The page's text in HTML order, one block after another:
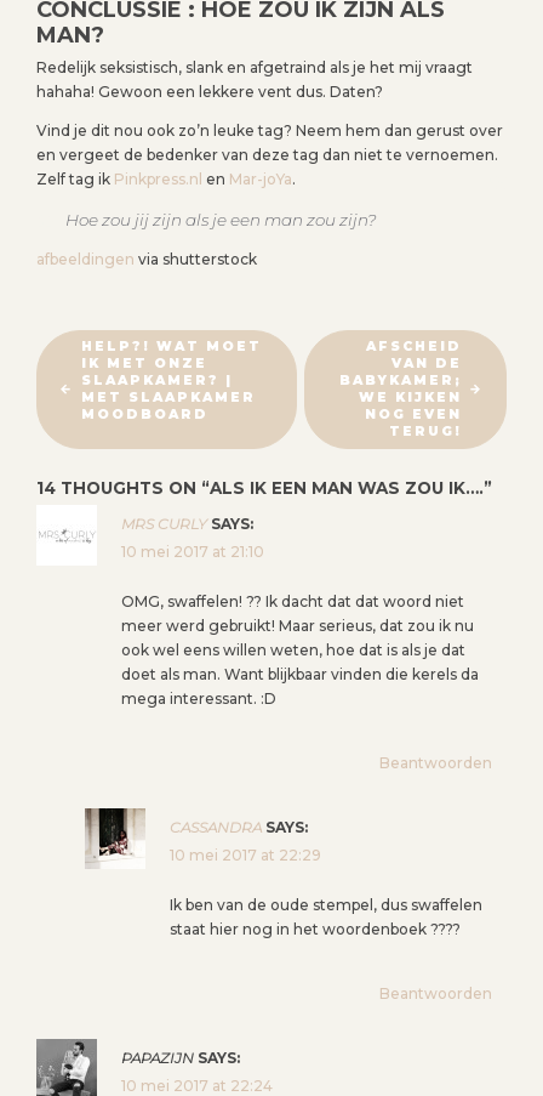
CONCLUSSIE : HOE ZOU IK ZIJN ALS
MAN?
Redelijk seksistisch, slank en afgetraind als je het mij vraagt
hahaha! Gewoon een lekkere vent dus. Daten?
Vind je dit nou ook zo’n leuke tag? Neem hem dan gerust over
en vergeet de bedenker van deze tag dan niet te vernoemen.
Zelf tag ik Pinkpress.nl en Mar-joYa.
Hoe zou jij zijn als je een man zou zijn?
afbeeldingen via shutterstock
B
E
R
I
H
T
HELP?! WAT MOET
IK MET ONZE
SLAAPKAMER? |
MET SLAAPKAMER
MOODBOARD
AFSCHEID
VAN DE
BABYKAMER;
WE KIJKEN
NOG EVEN
TERUG!
14 THOUGHTS ON “ALS IK EEN MAN WAS ZOU IK….”
MRS CURLY SAYS:
10 mei 2017 at 21:10
OMG, swaffelen! ?? Ik dacht dat dat woord niet
meer werd gebruikt! Maar serieus, dat zou ik nu
ook wel eens willen weten, hoe dat is als je dat
doet als man. Want blijkbaar vinden die kerels da
mega interessant. :D
Beantwoorden
CASSANDRA SAYS:
10 mei 2017 at 22:29
Ik ben van de oude stempel, dus swaffelen
staat hier nog in het woordenboek ????
Beantwoorden
PAPAZIJN SAYS:
10 mei 2017 at 22:24